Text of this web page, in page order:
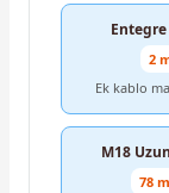
2
Ek kablo
M18
78